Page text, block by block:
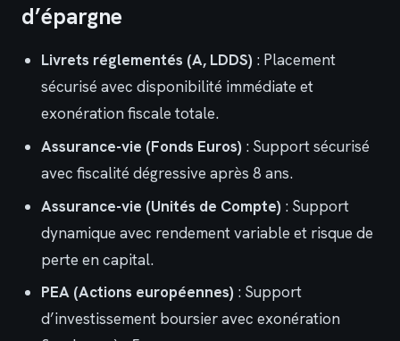
d’épargne
Livrets réglementés (A, LDDS) : Placement
sécurisé avec disponibilité immédiate et
exonération fiscale totale.
Assurance-vie (Fonds Euros) : Support sécurisé
avec fiscalité dégressive après 8 ans.
Assurance-vie (Unités de Compte) : Support
dynamique avec rendement variable et risque de
perte en capital.
PEA (Actions européennes) : Support
d’investissement boursier avec exonération